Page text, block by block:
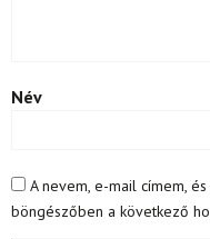
Név
A nevem, e-mail címem,
böngészőben a következő